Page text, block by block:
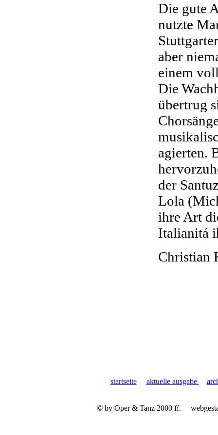
Die gute
nutzte
aber
einem
Die
übertrug
agierten.
der
Lola
ihre Art
Italianitá
Christian
startseite aktuelle ausgabe
© by Oper & Tanz 2000 ff.